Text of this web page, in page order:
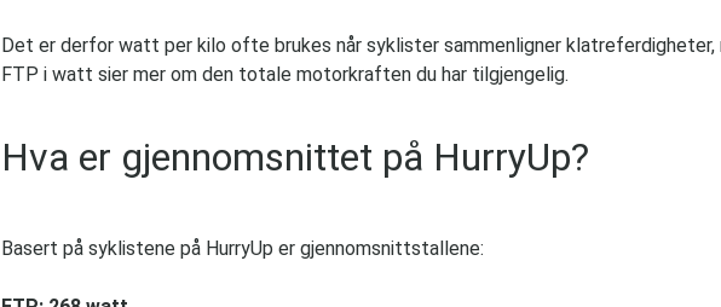
Det er derfor watt per kilo ofte brukes når syklister sammenligner klatreferdigheter,
FTP i watt sier mer om den totale motorkraften du har tilgjengelig.
Hva er gjennomsnittet på HurryUp?
Basert på syklistene på HurryUp er gjennomsnittstallene: